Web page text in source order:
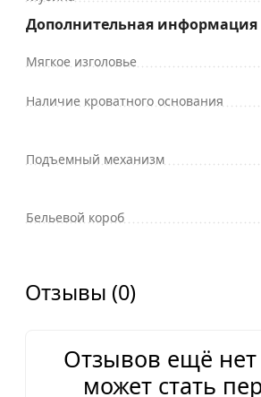
Дополнительная информация
Мягкое изголовье
Наличие кроватного основания
Подъемный механизм
Бельевой короб
Отзывы (0)
Отзывов ещё
может стать